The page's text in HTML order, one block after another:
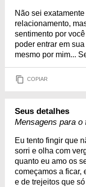
Não sei
relacionamento,
sentimento por
poder entrar em
mesmo por mim...
COPIAR
Seus detalhes
Mensagens para o
Eu tento fingir que
sorri e olha com
quanto eu amo os
começamos a ficar,
e de trejeitos que